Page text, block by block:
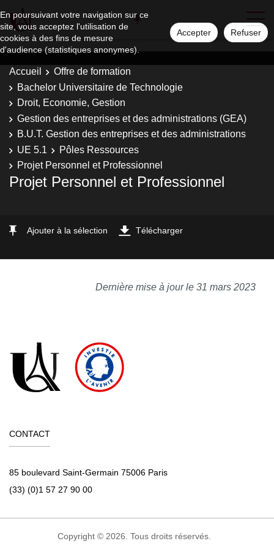
En poursuivant votre navigation sur ce
site, vous acceptez l'utilisation de
cookies à des fins de mesure
d'audience (statistiques anonymes).
Accepter Refuser
Accueil
Offre de formation
Bachelor Universitaire de Technologie
Droit, Economie, Gestion
Gestion des entreprises et des administrations (GEA)
B.U.T. Gestion des entreprises et des administrations
UE 5.1
Pôles Ressources
Projet Personnel et Professionnel
Projet Personnel et Professionnel
Ajouter à la sélection Télécharger
Dernière mise à jour le 31 mars 2023
CONTACT
85 boulevard Saint-Germain 75006 Paris
(33) (0)1 57 27 90 00
Copyright © 2026. Tous droits réservés.